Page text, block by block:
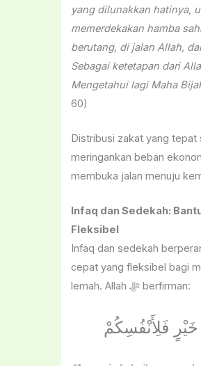
yang dilunakkan hatinya,
memerdekakan hamba
berutang, di jalan Allah,
Sebagai ketetapan dari
Mengetahui lagi Maha
60)
Distribusi zakat yang tepat
meringankan beban
membuka jalan menuju
Infaq dan Sedekah:
Fleksibel
Infaq dan sedekah
cepat yang fleksibel bagi
lemah. Allah ﷻ berfirman:
فَلِأَنْفُسِكُمْ